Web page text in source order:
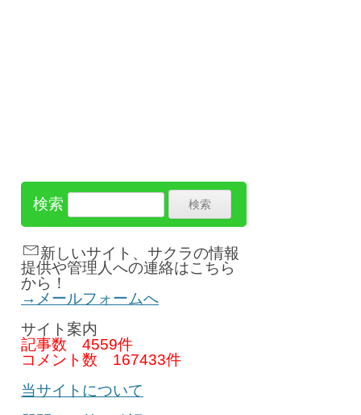
検索
新しいサイト、サクラの情報
提供や管理人への連絡はこちら
から！
→メールフォームへ
サイト案内
記事数 4559件
コメント数 167433件
当サイトについて